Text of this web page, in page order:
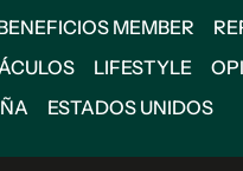
MEMBER
LIFESTYLE
ESTADOS UNIDOS